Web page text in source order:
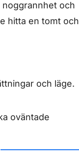
och
hitta en tomt och
och läge.
oväntade